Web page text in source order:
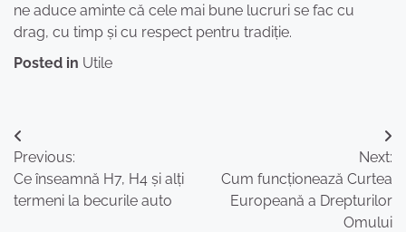
ne aduce aminte că cele mai bune lucruri se fac cu
drag, cu timp și cu respect pentru tradiție.
Posted in Utile
Navigare
în
articole
Previous:
Ce înseamnă H7, H4 și alți
termeni la becurile auto
Next:
Cum funcționează Curtea
Europeană a Drepturilor
Omului